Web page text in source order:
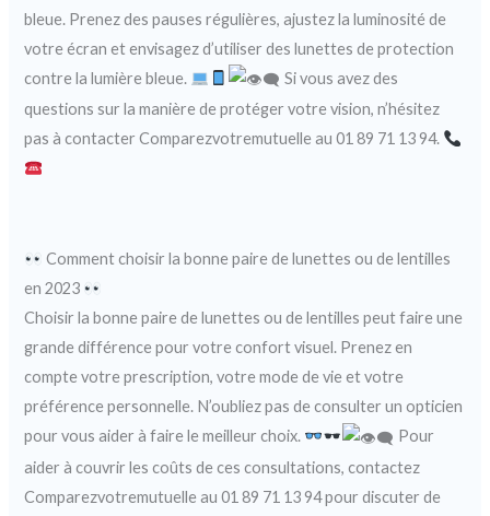
bleue. Prenez des pauses régulières, ajustez la luminosité de
votre écran et envisagez d’utiliser des lunettes de protection
contre la lumière bleue.
Si vous avez des
questions sur la manière de protéger votre vision, n’hésitez
pas à contacter Comparezvotremutuelle au 01 89 71 13 94.
Comment choisir la bonne paire de lunettes ou de lentilles
en 2023
Choisir la bonne paire de lunettes ou de lentilles peut faire une
grande différence pour votre confort visuel. Prenez en
compte votre prescription, votre mode de vie et votre
préférence personnelle. N’oubliez pas de consulter un opticien
pour vous aider à faire le meilleur choix.
Pour
aider à couvrir les coûts de ces consultations, contactez
Comparezvotremutuelle au 01 89 71 13 94 pour discuter de